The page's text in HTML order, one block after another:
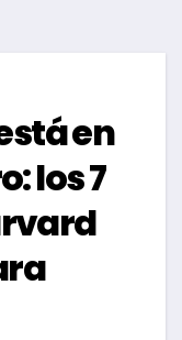
en
los 7